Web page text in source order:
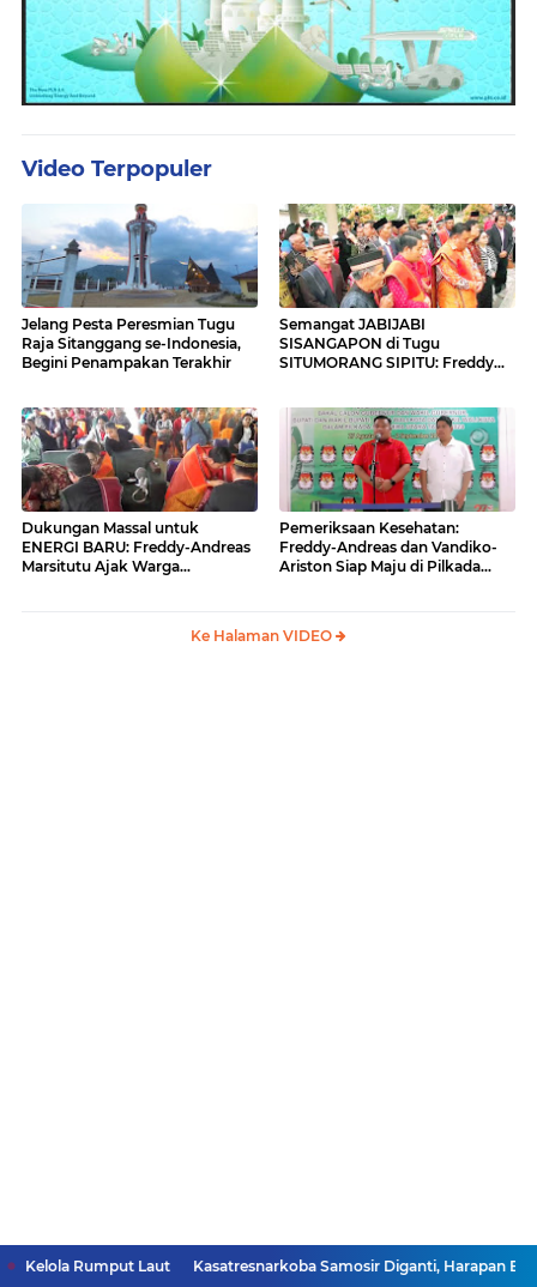
Video Terpopuler
Jelang Pesta Peresmian Tugu
Raja Sitanggang se-Indonesia,
Begini Penampakan Terakhir
Semangat JABIJABI
SISANGAPON di Tugu
SITUMORANG SIPITU: Freddy
Dukungan Massal untuk
ENERGI BARU: Freddy-Andreas
Marsitutu Ajak Warga
Pemeriksaan Kesehatan:
Freddy-Andreas dan Vandiko-
Ariston Siap Maju di Pilkada
Ke Halaman VIDEO
Laut Kasatresnarkoba Samosir Diganti, Harapan Baru Warga